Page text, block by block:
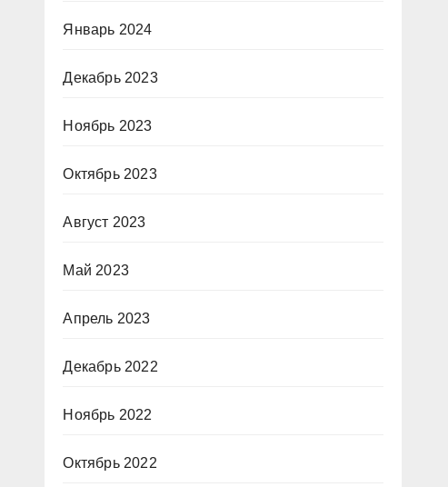
Январь 2024
Декабрь 2023
Ноябрь 2023
Октябрь 2023
Август 2023
Май 2023
Апрель 2023
Декабрь 2022
Ноябрь 2022
Октябрь 2022